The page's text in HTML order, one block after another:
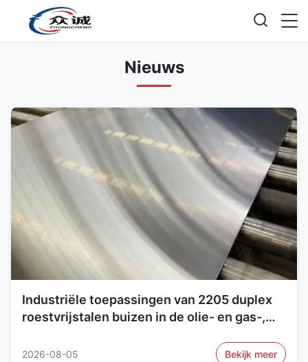
Nieuws
Industriële toepassingen van 2205 duplex
roestvrijstalen buizen in de olie- en gas-,
2026-08-05 Bekijk meer